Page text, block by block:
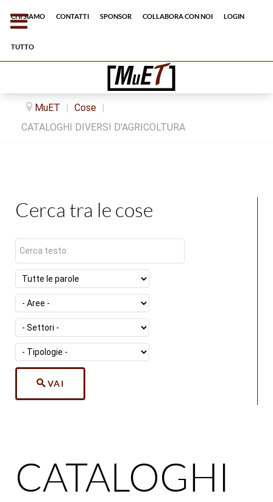
Chi siamo Contatti Sponsor Collabora con noi Login
tutto
MuET | Cose |
CATALOGHI DIVERSI D'AGRICOLTURA
Cerca tra le cose
VAI
CATALOGHI